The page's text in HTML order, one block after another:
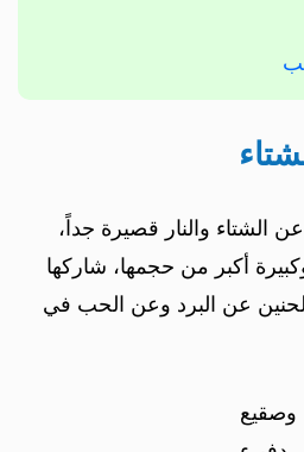
والنار قصيرة جداً،
أكبر من حجمها، شاركها
عن البرد وعن الحب في
وصقيع